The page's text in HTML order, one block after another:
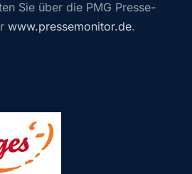
Sie über die PMG Presse-
www.pressemonitor.de.